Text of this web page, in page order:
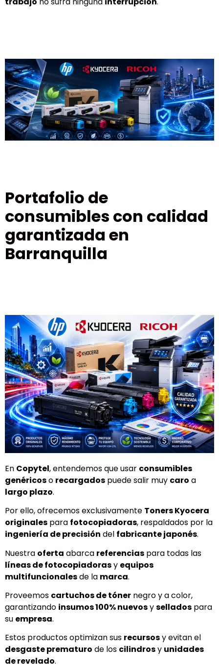
Portafolio de
consumibles con calidad
garantizada en
Barranquilla
En Copytel, entendemos que usar consumibles
genéricoso recargados puede salir muy caro a
largo plazo.
Por ello, ofrecemos exclusivamente Toners Kyocera
originales para fotocopiadoras, respaldados por la
ingeniería de precisión del fabricante japonés.
Nuestra oferta abarca referencias para todas las
líneas de fotocopiadorasy equipos
multifuncionalesde la marca.
Proveemos cartuchos de tóner negro y a color,
garantizando insumos 100% nuevosysellados para
su empresa.
Estos productos optimizan sus recursosy evitan el
desgaste prematuro de los cilindrosy unidades
de revelado.